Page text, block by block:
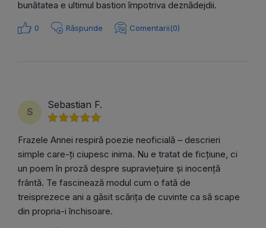
bunătatea e ultimul bastion împotriva deznădejdii.
0 Răspunde Comentarii(0)
S
Sebastian F.
Frazele Annei respiră poezie neoficială – descrieri
simple care-ți ciupesc inima. Nu e tratat de ficțiune, ci
un poem în proză despre supraviețuire și inocență
frântă. Te fascinează modul cum o fată de
treisprezece ani a găsit scărița de cuvinte ca să scape
din propria-i închisoare.